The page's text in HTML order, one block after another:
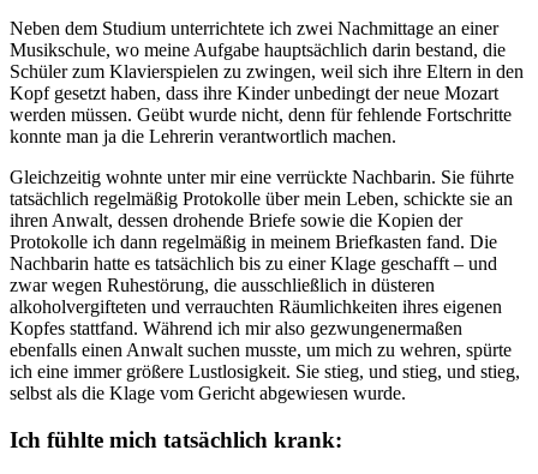
Neben dem Studium unterrichtete ich zwei Nachmittage an einer
Musikschule, wo meine Aufgabe hauptsächlich darin bestand, die
Schüler zum Klavierspielen zu zwingen, weil sich ihre Eltern in den
Kopf gesetzt haben, dass ihre Kinder unbedingt der neue Mozart
werden müssen. Geübt wurde nicht, denn für fehlende Fortschritte
konnte man ja die Lehrerin verantwortlich machen.
Gleichzeitig wohnte unter mir eine verrückte Nachbarin. Sie führte
tatsächlich regelmäßig Protokolle über mein Leben, schickte sie an
ihren Anwalt, dessen drohende Briefe sowie die Kopien der
Protokolle ich dann regelmäßig in meinem Briefkasten fand. Die
Nachbarin hatte es tatsächlich bis zu einer Klage geschafft – und
zwar wegen Ruhestörung, die ausschließlich in düsteren
alkoholvergifteten und verrauchten Räumlichkeiten ihres eigenen
Kopfes stattfand. Während ich mir also gezwungenermaßen
ebenfalls einen Anwalt suchen musste, um mich zu wehren, spürte
ich eine immer größere Lustlosigkeit. Sie stieg, und stieg, und stieg,
selbst als die Klage vom Gericht abgewiesen wurde.
Ich fühlte mich tatsächlich krank: